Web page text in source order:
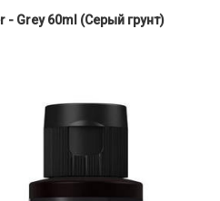
Grey 60ml (Серый грунт)